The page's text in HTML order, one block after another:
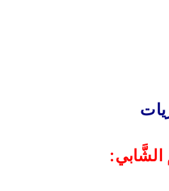
الشَّابي: